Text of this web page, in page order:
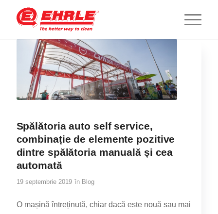
Spălătoria auto self service,
combinație de elemente pozitive
dintre spălătoria manuală și cea
automată
19 septembrie 2019 în Blog
O mașină întreținută, chiar dacă este nouă sau mai